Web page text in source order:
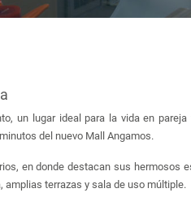
un lugar ideal para la vida en
del nuevo Mall Angamos.
en donde destacan sus hermosos
amplias terrazas y sala de uso múltiple.